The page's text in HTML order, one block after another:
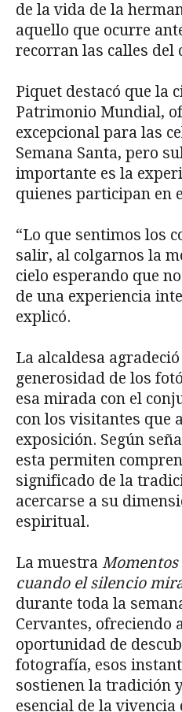
de la vida de la
aquello que ocurre
recorran las calles del
Piquet destacó que la
Patrimonio Mundial,
excepcional para las
Semana Santa, pero
importante es la
quienes participan en
“Lo que sentimos los
salir, al colgarnos la
cielo esperando que
de una experiencia
explicó.
La alcaldesa
generosidad de los
esa mirada con el
con los visitantes que
exposición. Según
esta permiten
significado de la
acercarse a su
espiritual.
La muestra Momentos
cuando el silencio
durante toda la
Cervantes, ofreciendo
oportunidad de
fotografía, esos
sostienen la tradición
esencial de la vivencia